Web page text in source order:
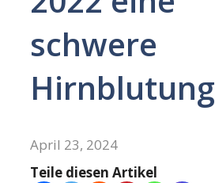
schwere
Hirnblutung
April 23, 2024
Teile diesen Artikel